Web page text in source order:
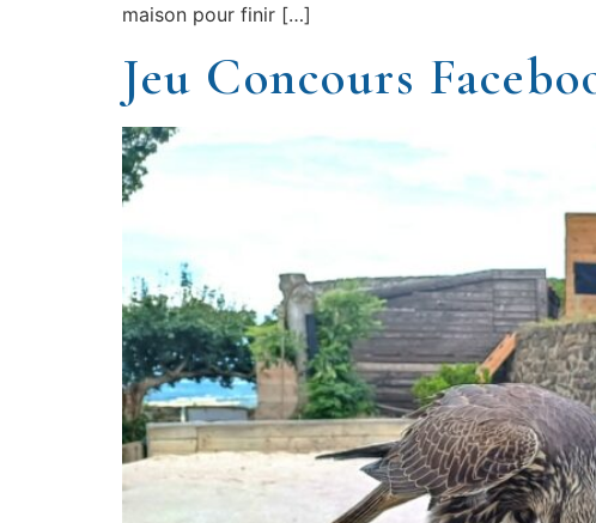
maison pour finir […]
Jeu Concours